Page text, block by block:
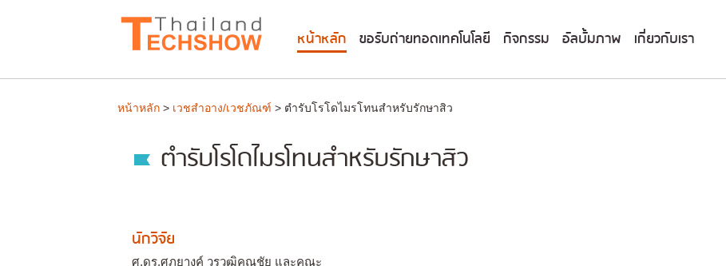
หน้าหลัก ขอรับถ่ายทอดเทคโนโลยี กิจกรรม อัลบั้มภาพ เกี่ยวกับเรา
หน้าหลัก > เวชสำอาง/เวชภัณฑ์ > ตำรับโรโดไมรโทนสำหรับรักษาสิว
ตำรับโรโดไมรโทนสำหรับรักษาสิว
นักวิจัย
ศ.ดร.ศุภยางค์ วรวุฒิคุณชัย และคณะ